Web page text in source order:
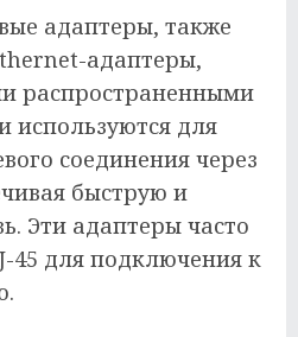
адаптеры, также
адаптеры,
распространенными
используются для
соединения через
быструю и
Эти адаптеры часто
45 для подключения к